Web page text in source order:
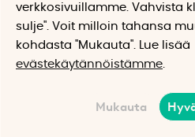
verkkosivuillamme. Vahvista
sulje". Voit milloin tahansa
kohdasta "Mukauta". Lue lisää
evästekäytännöistämme
Mukauta